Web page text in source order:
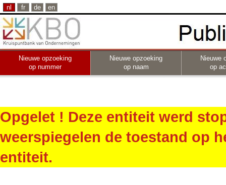
nl fr de en
Nieuwe opzoeking
op nummer
Nieuwe opzoeking
op naam
Nieuwe
op
Opgelet ! Deze entiteit werd
weerspiegelen de toestand op
entiteit.